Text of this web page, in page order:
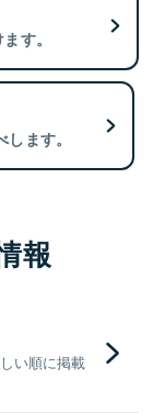
す。
ます。
報
い順に掲載